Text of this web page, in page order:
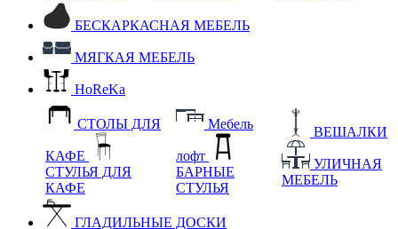
БЕСКАРКАСНАЯ МЕБЕЛЬ
МЯГКАЯ МЕБЕЛЬ
HoReKa
СТОЛЫ ДЛЯ
КАФЕ
СТУЛЬЯ ДЛЯ
КАФЕ
Мебель
лофт
БАРНЫЕ
СТУЛЬЯ
ВЕШАЛКИ
УЛИЧНАЯ
МЕБЕЛЬ
ГЛАДИЛЬНЫЕ ДОСКИ